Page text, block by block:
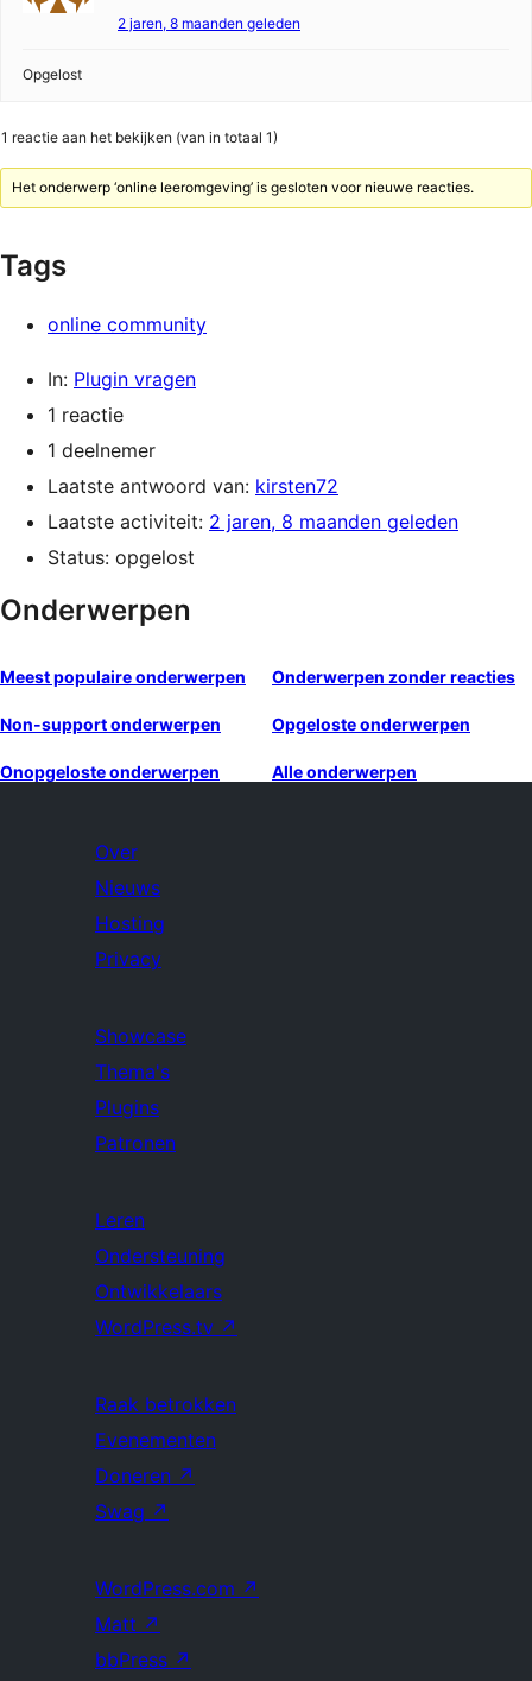
2 jaren, 8 maanden geleden
Opgelost
1 reactie aan het bekijken (van in totaal 1)
Het onderwerp ‘online leeromgeving’ is gesloten voor nieuwe reacties.
Tags
online community
In: Plugin vragen
1 reactie
1 deelnemer
Laatste antwoord van: kirsten72
Laatste activiteit: 2 jaren, 8 maanden geleden
Status: opgelost
Onderwerpen
Meest populaire onderwerpen Onderwerpen zonder reacties
Non-support onderwerpen Opgeloste onderwerpen
Onopgeloste onderwerpen Alle onderwerpen
Over
Nieuws
Hosting
Privacy
Showcase
Thema's
Plugins
Patronen
Leren
Ondersteuning
Ontwikkelaars
WordPress.tv ↗
Raak betrokken
Evenementen
Doneren ↗
Swag ↗
WordPress.com ↗
Matt ↗
bbPress ↗